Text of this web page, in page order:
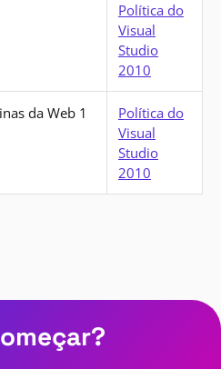
Política do
Visual
Studio
2010
da Web 1
Política do
Visual
Studio
2010